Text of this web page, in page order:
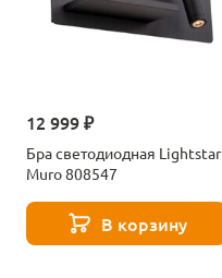
12 999 ₽
Бра светодиодная Lightstar
Muro 808547
В корзину